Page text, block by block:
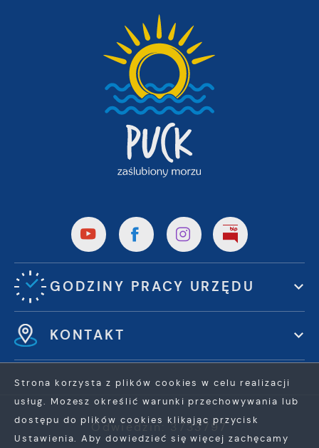
GODZINY PRACY URZĘDU
KONTAKT
Odwiedzin: 3733797
Strona korzysta z plików cookies w celu realizacji
usług. Możesz określić warunki przechowywania lub
dostępu do plików cookies klikając przycisk
Ustawienia. Aby dowiedzieć się więcej zachęcamy